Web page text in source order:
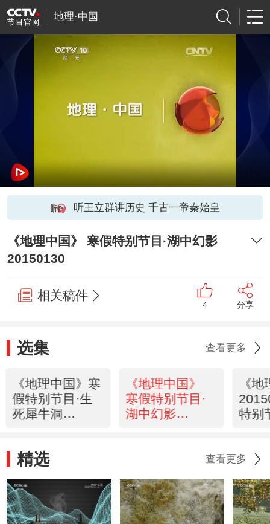
地理·中国
听王立群讲历史 千古一帝秦始皇
《地理中国》 寒假特别节目·湖中幻影
20150130
相关稿件
4 分享
选集 查看更多
《地理中国》寒
假特别节目·生
死犀牛洞
《地理中国》
寒假特别节目·
湖中幻影
《
特别
精选 查看更多